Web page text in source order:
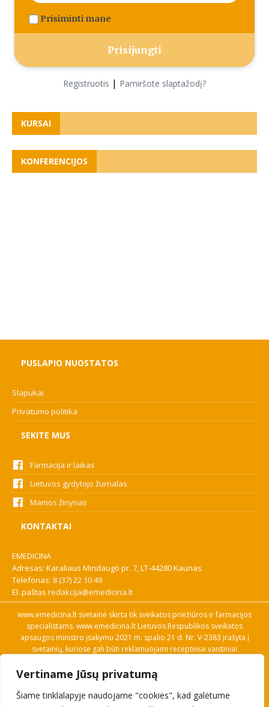
Vertiname Jūsų privatumą
Šiame tinklalapyje naudojame "cookies", kad galėtume
Prisiminti mane
Registruotis | Pamiršote slaptažodį?
KURSAI
KONFERENCIJOS
PUSLAPIO NUOSTATOS
Slapukai
Privatumo politika
SEKITE MUS
Farmacija ir laikas
Lietuvos gydytojo žurnalas
Mamos žinynas
KONTAKTAI
EMEDICINA
Adresas: Karaliaus Mindaugo pr. 7, LT-44280 Kaunas
Telefonas: 8 (37) 22 10 49
El. paštas redakcija@emedicina.lt
www.emedicina.lt svetainė skirta tik sveikatos priežiūros ir farmacijos
specialistams. www.emedicina.lt Lietuvos Respublikos sveikatos
apsaugos ministro įsakymu 2021 m. spalio 21 d. Nr. V-2383 įrašyta į
svetainių, kuriose gali būti reklamuojami receptiniai vaistiniai
savo profesinę kvalifikaciją. Naudingos nuorodos: Vaistų ir medicinos
pagalbos priemonių kainų paieška, VVKT tinklalapis, Sveikatos
priežiūros ar farmacijos specialisto pranešimo apie įtariamą